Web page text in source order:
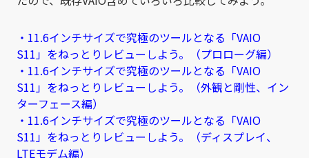
・11.6インチサイズで究極のツールとなる「VAIO
S11」をねっとりレビューしよう。（プロローグ編）
・11.6インチサイズで究極のツールとなる「VAIO
S11」をねっとりレビューしよう。（外観と剛性、イン
ターフェース編）
・11.6インチサイズで究極のツールとなる「VAIO
S11」をねっとりレビューしよう。（ディスプレイ、
LTEモデム編）